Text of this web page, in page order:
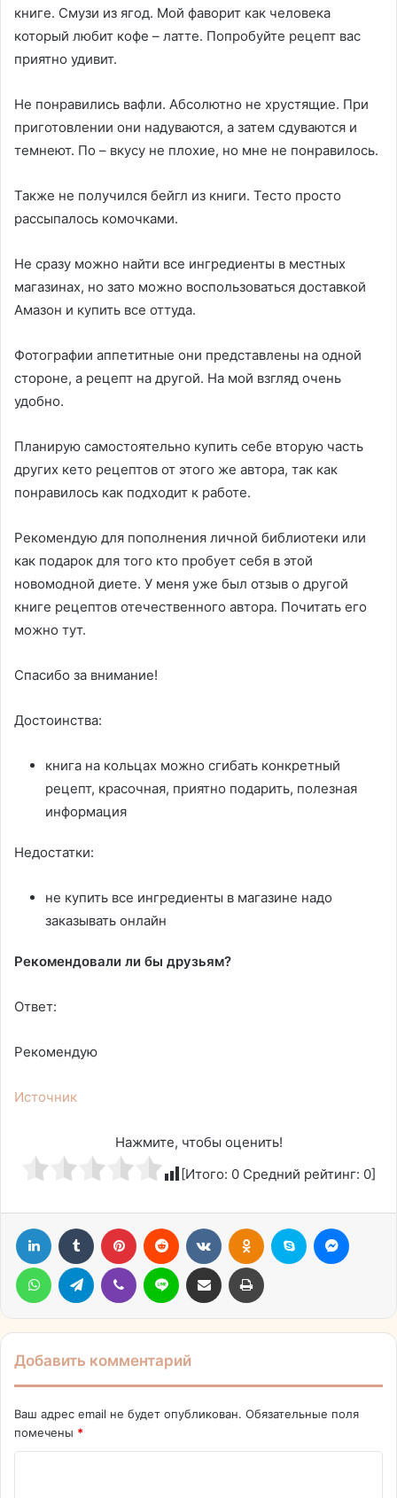
книге. Смузи из ягод. Мой фаворит как человека
который любит кофе – латте. Попробуйте рецепт вас
приятно удивит.
Не понравились вафли. Абсолютно не хрустящие. При
приготовлении они надуваются, а затем сдуваются и
темнеют. По – вкусу не плохие, но мне не понравилось.
Также не получился бейгл из книги. Тесто просто
рассыпалось комочками.
Не сразу можно найти все ингредиенты в местных
магазинах, но зато можно воспользоваться доставкой
Амазон и купить все оттуда.
Фотографии аппетитные они представлены на одной
стороне, а рецепт на другой. На мой взгляд очень
удобно.
Планирую самостоятельно купить себе вторую часть
других кето рецептов от этого же автора, так как
понравилось как подходит к работе.
Рекомендую для пополнения личной библиотеки или
как подарок для того кто пробует себя в этой
новомодной диете. У меня уже был отзыв о другой
книге рецептов отечественного автора. Почитать его
можно тут.
Спасибо за внимание!
Достоинства:
книга на кольцах можно сгибать конкретный
рецепт, красочная, приятно подарить, полезная
информация
Недостатки:
не купить все ингредиенты в магазине надо
заказывать онлайн
Рекомендовали ли бы друзьям?
Ответ:
Рекомендую
Источник
Нажмите, чтобы оценить!
[Итого: 0 Средний рейтинг: 0]
LinkedIn Tumblr Pinterest Reddit ВконтактеОдноклассники
Skype
WhatsAppTelegram Viber Line Поделиться через электронную почту Печатать
Добавить комментарий
Ваш адрес email не будет опубликован. Обязательные поля
помечены *